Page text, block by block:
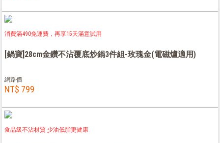
消費滿490免運費，再享15天滿意試用
[鍋寶]28cm金鑽不沾覆底炒鍋3件組-玫瑰金(電磁爐適用)
網路價
NT$ 799
食品級不沾材質 少油低脂更健康